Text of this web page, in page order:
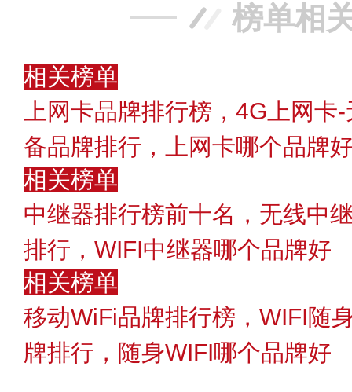
榜单相
相关榜单
上网卡品牌排行榜，4G上网
备品牌排行，上网卡哪个品牌
相关榜单
中继器排行榜前十名，无线中
排行，WIFI中继器哪个品牌好
相关榜单
移动WiFi品牌排行榜，WIFI随
牌排行，随身WIFI哪个品牌好